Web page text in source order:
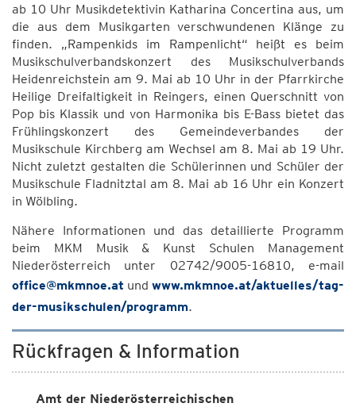
ab 10 Uhr Musikdetektivin Katharina Concertina aus, um
die aus dem Musikgarten verschwundenen Klänge zu
finden. „Rampenkids im Rampenlicht“ heißt es beim
Musikschulverbandskonzert des Musikschulverbands
Heidenreichstein am 9. Mai ab 10 Uhr in der Pfarrkirche
Heilige Dreifaltigkeit in Reingers, einen Querschnitt von
Pop bis Klassik und von Harmonika bis E-Bass bietet das
Frühlingskonzert des Gemeindeverbandes der
Musikschule Kirchberg am Wechsel am 8. Mai ab 19 Uhr.
Nicht zuletzt gestalten die Schülerinnen und Schüler der
Musikschule Fladnitztal am 8. Mai ab 16 Uhr ein Konzert
in Wölbling.
Nähere Informationen und das detaillierte Programm
beim MKM Musik & Kunst Schulen Management
Niederösterreich unter 02742/9005-16810, e-mail
office@mkmnoe.at und www.mkmnoe.at/aktuelles/tag-
der-musikschulen/programm.
Rückfragen & Information
Amt der Niederösterreichischen